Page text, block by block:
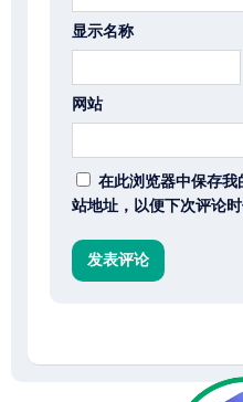
显示名称
网站
在此浏览器中保存我
站地址，以便下次评论时